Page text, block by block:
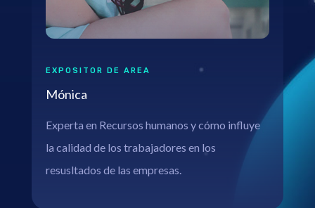
EXPOSITOR DE AREA
Mónica
Experta en Recursos humanos y cómo influye
la calidad de los trabajadores en los
resusltados de las empresas.